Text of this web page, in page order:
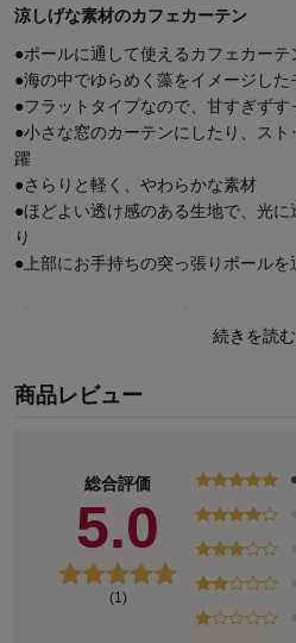
涼しげな素材のカフェカーテン
●ポールに通して使えるカフェカーテ
●海の中でゆらめく藻をイメージした
●フラットタイプなので、甘すぎずす
●小さな窓のカーテンにしたり、ス
躍
●さらりと軽く、やわらかな素材
●ほどよい透け感のある生地で、光
り
●上部にお手持ちの突っ張りポール
北欧の感性を経糸に、日本の美意識
インテリアやファッションと言った
特徴であるグラフィカルなデザイン
とのコラボレーションも数多く手がけ
続きを読む
商品レビュー
総合評価
5.0
(1)